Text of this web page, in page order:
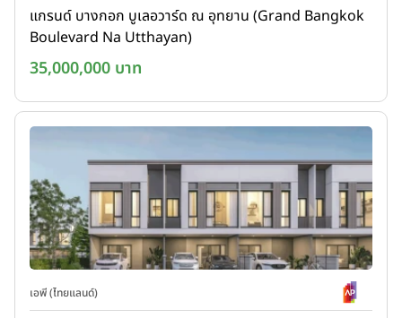
แกรนด์ บางกอก บูเลอวาร์ด ณ อุทยาน (Grand Bangkok
Boulevard Na Utthayan)
35,000,000 บาท
เอพี (ไทยแลนด์)